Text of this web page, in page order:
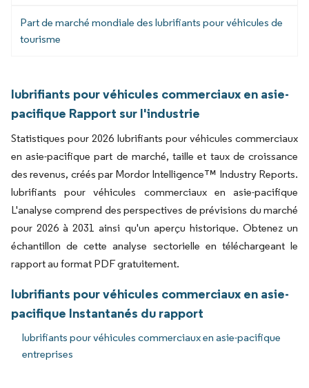
Part de marché mondiale des lubrifiants pour véhicules de
tourisme
lubrifiants pour véhicules commerciaux en asie-
pacifique Rapport sur l'industrie
Statistiques pour 2026 lubrifiants pour véhicules commerciaux
en asie-pacifique part de marché, taille et taux de croissance
des revenus, créés par Mordor Intelligence™ Industry Reports.
lubrifiants pour véhicules commerciaux en asie-pacifique
L'analyse comprend des perspectives de prévisions du marché
pour 2026 à 2031 ainsi qu'un aperçu historique. Obtenez un
échantillon de cette analyse sectorielle en téléchargeant le
rapport au format PDF gratuitement.
lubrifiants pour véhicules commerciaux en asie-
pacifique Instantanés du rapport
lubrifiants pour véhicules commerciaux en asie-pacifique
entreprises